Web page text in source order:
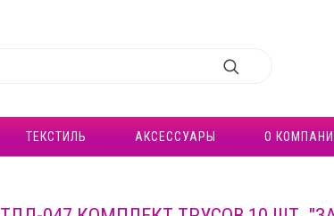
ТЕКСТИЛЬ АКСЕССУАРЫ О